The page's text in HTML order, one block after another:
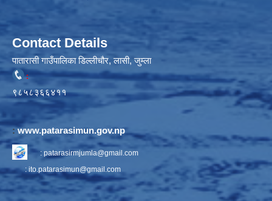
Contact Details
पातारासी गाउँपालिका डिल्लीचौर, लासी, जुम्ला
:
९८५८३६६४११
:www.patarasimun.gov.np
: patarasirmjumla@gmail.com
: ito.patarasimun@gmail.com